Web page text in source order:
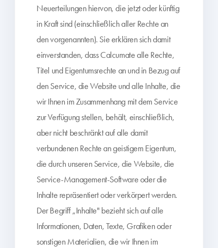
Neuerteilungen hiervon, die jetzt oder künftig
in Kraft sind (einschließlich aller Rechte an
den vorgenannten). Sie erklären sich damit
einverstanden, dass Calcumate alle Rechte,
Titel und Eigentumsrechte an und in Bezug auf
den Service, die Website und alle Inhalte, die
wir Ihnen im Zusammenhang mit dem Service
zur Verfügung stellen, behält, einschließlich,
aber nicht beschränkt auf alle damit
verbundenen Rechte an geistigem Eigentum,
die durch unseren Service, die Website, die
Service-Management-Software oder die
Inhalte repräsentiert oder verkörpert werden.
Der Begriff „Inhalte" bezieht sich auf alle
Informationen, Daten, Texte, Grafiken oder
sonstigen Materialien, die wir Ihnen im